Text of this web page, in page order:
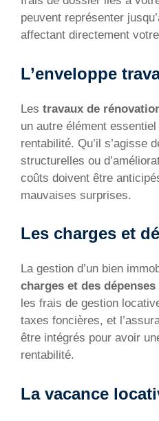
peuvent représenter
affectant directement
L’enveloppe
Les travaux de
un autre élément
rentabilité. Qu’il s’agisse
structurelles ou
coûts doivent être
mauvaises surprises.
Les charges et
La gestion d’un bien
charges et des dépenses
les frais de gestion
taxes foncières, et
être intégrés pour avoir
rentabilité.
La vacance